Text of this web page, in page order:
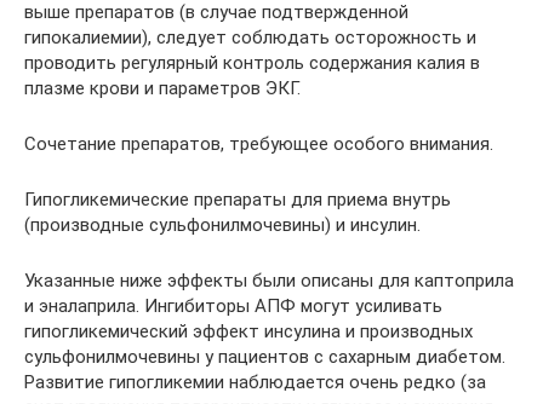
выше препаратов (в случае подтвержденной
гипокалиемии), следует соблюдать осторожность и
проводить регулярный контроль содержания калия в
плазме крови и параметров ЭКГ.
Сочетание препаратов, требующее особого внимания.
Гипогликемические препараты для приема внутрь
(производные сульфонилмочевины) и инсулин.
Указанные ниже эффекты были описаны для каптоприла
и эналаприла. Ингибиторы АПФ могут усиливать
гипогликемический эффект инсулина и производных
сульфонилмочевины у пациентов с сахарным диабетом.
Развитие гипогликемии наблюдается очень редко (за